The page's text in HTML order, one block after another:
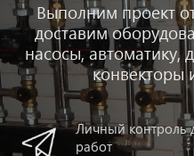
Выполним проект
доставим
насосы, автоматику,
конвекторы
Личный контроль
работ